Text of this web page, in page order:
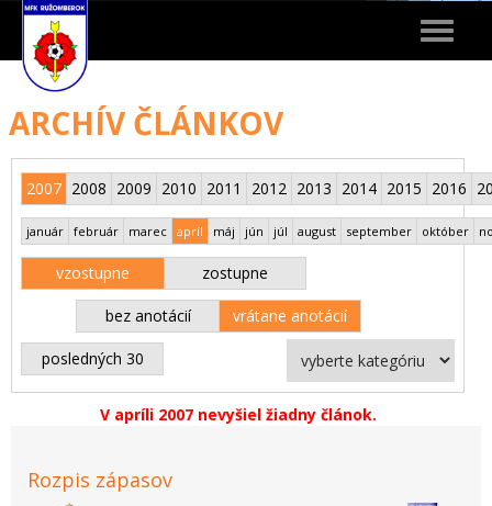
Toggle
ARCHÍV ČLÁNKOV
2007 2008 2009 2010 2011 2012 2013 2014 2015 2016
január február marec apríl máj jún júl august september október
vzostupne zostupne
bez anotácií vrátane anotácií
posledných 30
V apríli 2007 nevyšiel žiadny článok.
Rozpis zápasov